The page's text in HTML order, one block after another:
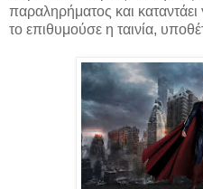
παραληρήματος και
το επιθυμούσε η ταινία,